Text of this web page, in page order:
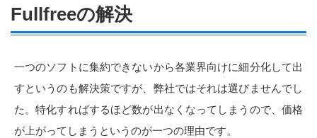
Fullfreeの解決
一つのソフトに集約できないから各業界向けに細分化して出
すというのも解決策ですが、弊社ではそれは選びませんでし
た。特化すればするほど数が出なくなってしまうので、価格
が上がってしまうというのが一つの理由です。